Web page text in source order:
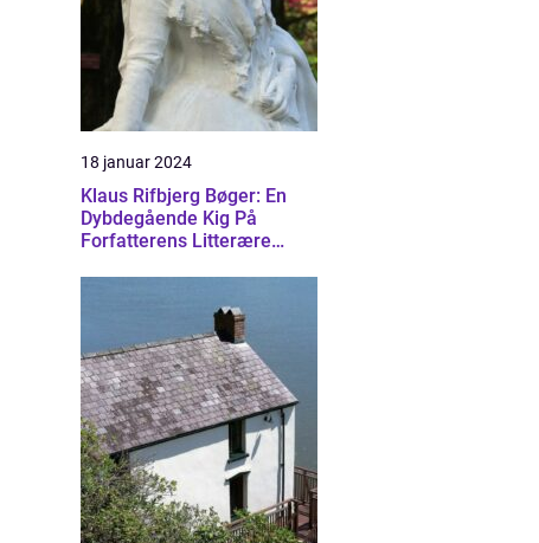
18 januar 2024
Klaus Rifbjerg Bøger: En
Dybdegående Kig På
Forfatterens Litterære